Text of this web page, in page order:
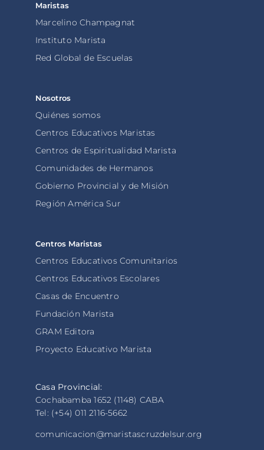
Maristas
Marcelino Champagnat
Instituto Marista
Red Global de Escuelas
Nosotros
Quiénes somos
Centros Educativos Maristas
Centros de Espiritualidad Marista
Comunidades de Hermanos
Gobierno Provincial y de Misión
Región América Sur
Centros Maristas
Centros Educativos Comunitarios
Centros Educativos Escolares
Casas de Encuentro
Fundación Marista
GRAM Editora
Proyecto Educativo Marista
Casa Provincial:
Cochabamba 1652 (1148) CABA
Tel: (+54) 011 2116-5662
comunicacion@maristascruzdelsur.org